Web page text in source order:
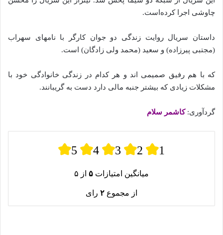
چاوشی اجرا کرده‌است.
داستان سریال روایت زندگی دو جوان کارگر با نامهای سهراب
(مجتبی پیرزاده) و سعید (محمد ولی زادگان) است.
که با هم رفیق صمیمی اند و هر کدام در زندگی خانوادگی خود با
مشکلات زیادی که بیشتر جنبه مالی دارد دست به گریبانند.
گردآوری:کاشمر سلام
5 4 3 2 1
میانگین امتیازات ۵ از ۵
از مجموع ۲ رای